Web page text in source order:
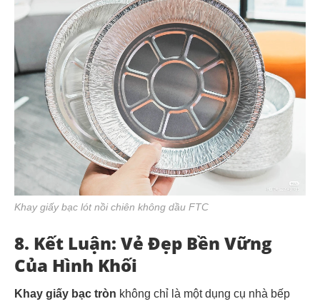
Khay giấy bạc lót nồi chiên không dầu FTC
8. Kết Luận: Vẻ Đẹp Bền Vững
Của Hình Khối
Khay giấy bạc tròn không chỉ là một dụng cụ nhà bếp